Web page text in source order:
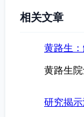
相关文章
黄路生
黄路生
研究揭